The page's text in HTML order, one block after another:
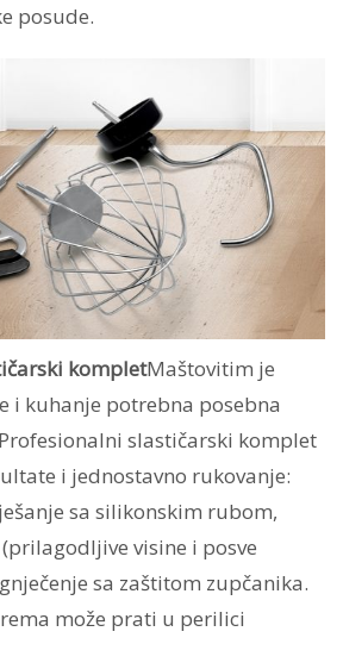
posude.
kompletMaštovitim je
i kuhanje potrebna posebna
slastičarski komplet
i jednostavno rukovanje:
sa silikonskim rubom,
visine i posve
sa zaštitom zupčanika.
može prati u perilici